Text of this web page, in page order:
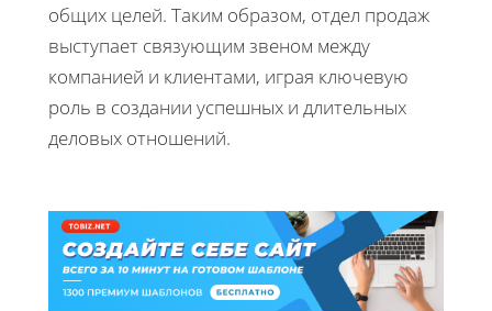
общих целей. Таким образом, отдел продаж
выступает связующим звеном между
компанией и клиентами, играя ключевую
роль в создании успешных и длительных
деловых отношений.